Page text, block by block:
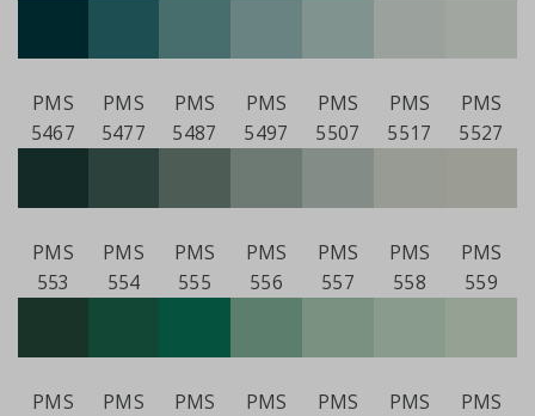
PMS
5467
PMS
5477
PMS
5487
PMS
5497
PMS
5507
PMS
5517
PMS
5527
PMS
553
PMS
554
PMS
555
PMS
556
PMS
557
PMS
558
PMS
559
PMS
PMS
PMS
PMS
PMS
PMS
PMS